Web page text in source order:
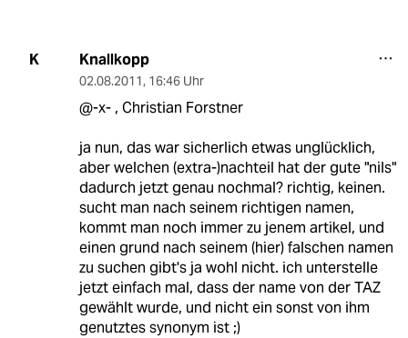
K Knallkopp
02.08.2011, 16:46 Uhr
@-x- , Christian Forstner
ja nun, das war sicherlich etwas unglücklich,
aber welchen (extra-)nachteil hat der gute "nils"
dadurch jetzt genau nochmal? richtig, keinen.
sucht man nach seinem richtigen namen,
kommt man noch immer zu jenem artikel, und
einen grund nach seinem (hier) falschen namen
zu suchen gibt's ja wohl nicht. ich unterstelle
jetzt einfach mal, dass der name von der TAZ
gewählt wurde, und nicht ein sonst von ihm
genutztes synonym ist ;)